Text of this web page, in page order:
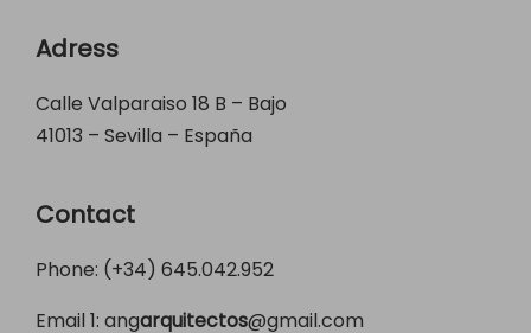
Adress
Calle Valparaiso 18 B – Bajo
41013 – Sevilla – España
Contact
Phone: (+34) 645.042.952
Email 1: angarquitectos@gmail.com